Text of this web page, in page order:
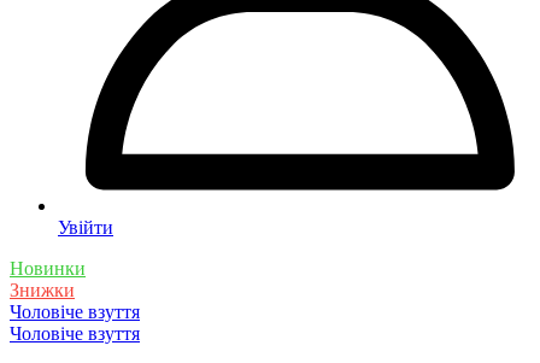
Увійти
Новинки
Знижки
Чоловіче взуття
Чоловіче взуття